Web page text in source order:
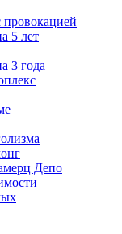
провокацией
5 лет
3 года
Депо